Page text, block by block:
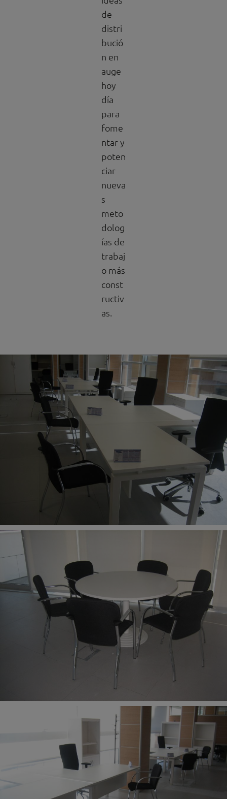
de
distri
bució
n en
auge
hoy
día
para
fome
ntar y
poten
ciar
nueva
s
meto
dolog
ías de
trabaj
o más
const
ructiv
as.